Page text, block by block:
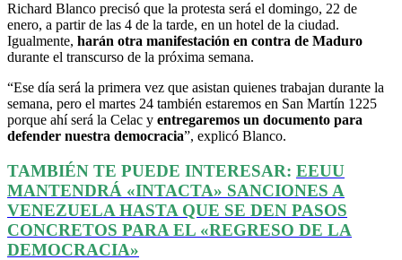
Richard Blanco precisó que la protesta será el domingo, 22 de
enero, a partir de las 4 de la tarde, en un hotel de la ciudad.
Igualmente, harán otra manifestación en contra de Maduro
durante el transcurso de la próxima semana.
“Ese día será la primera vez que asistan quienes trabajan durante la
semana, pero el martes 24 también estaremos en San Martín 1225
porque ahí será la Celac y entregaremos un documento para
defender nuestra democracia”, explicó Blanco.
TAMBIÉN TE PUEDE INTERESAR: EEUU
MANTENDRÁ «INTACTA» SANCIONES A
VENEZUELA HASTA QUE SE DEN PASOS
CONCRETOS PARA EL «REGRESO DE LA
DEMOCRACIA»